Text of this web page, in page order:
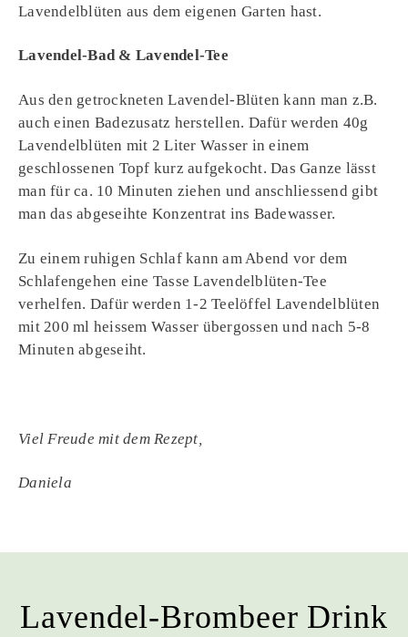
Lavendelblüten aus dem eigenen Garten hast.
Lavendel-Bad & Lavendel-Tee
Aus den getrockneten Lavendel-Blüten kann man z.B.
auch einen Badezusatz herstellen. Dafür werden 40g
Lavendelblüten mit 2 Liter Wasser in einem
geschlossenen Topf kurz aufgekocht. Das Ganze lässt
man für ca. 10 Minuten ziehen und anschliessend gibt
man das abgeseihte Konzentrat ins Badewasser.
Zu einem ruhigen Schlaf kann am Abend vor dem
Schlafengehen eine Tasse Lavendelblüten-Tee
verhelfen. Dafür werden 1-2 Teelöffel Lavendelblüten
mit 200 ml heissem Wasser übergossen und nach 5-8
Minuten abgeseiht.
Viel Freude mit dem Rezept,
Daniela
Lavendel-Brombeer Drink